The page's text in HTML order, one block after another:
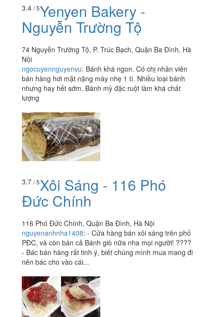
3.4 / 5Yenyen Bakery -
Nguyễn Trường Tộ
74 Nguyễn Trường Tộ, P. Trúc Bạch, Quận Ba Đình, Hà
Nội
ngocuyennguyenvu: Bánh khá ngon. Có chị nhân viên
bán hàng hơi mặt nặng mày nhẹ 1 tí. Nhiều loại bánh
nhưng hay hết sớm. Bánh mỳ đặc ruột làm khá chất
lượng
3.7 / 5Xôi Sáng - 116 Phó
Đức Chính
116 Phó Đức Chính, Quận Ba Đình, Hà Nội
nguyenanhnha1408: - Cửa hàng bán xôi sáng trên phố
PĐC, và còn bán cả Bánh giò nữa nha mọi người! ????
- Bác bán hàng rất tinh ý, biết chúng mình mua mang đi
nên bác cho vào cái...